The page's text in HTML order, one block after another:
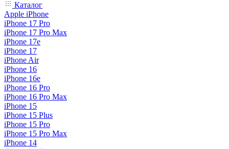
Каталог
Apple iPhone
iPhone 17 Pro
iPhone 17 Pro Max
iPhone 17e
iPhone 17
iPhone Air
iPhone 16
iPhone 16e
iPhone 16 Pro
iPhone 16 Pro Max
iPhone 15
iPhone 15 Plus
iPhone 15 Pro
iPhone 15 Pro Max
iPhone 14